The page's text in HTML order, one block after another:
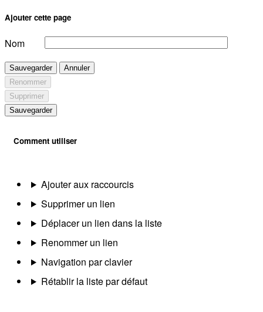
Ajouter cette page
Nom
Sauvegarder
Annuler
Renommer
Supprimer
Sauvegarder
Comment utiliser
Ajouter aux raccourcis
Supprimer un lien
Déplacer un lien dans la liste
Renommer un lien
Navigation par clavier
Rétablir la liste par défaut